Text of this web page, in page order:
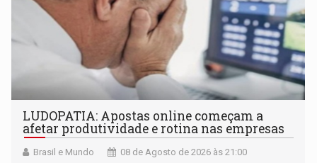
LUDOPATIA: Apostas online começam a
afetar produtividade e rotina nas empresas
Brasil e Mundo 08 de Agosto de 2026 às 21:00